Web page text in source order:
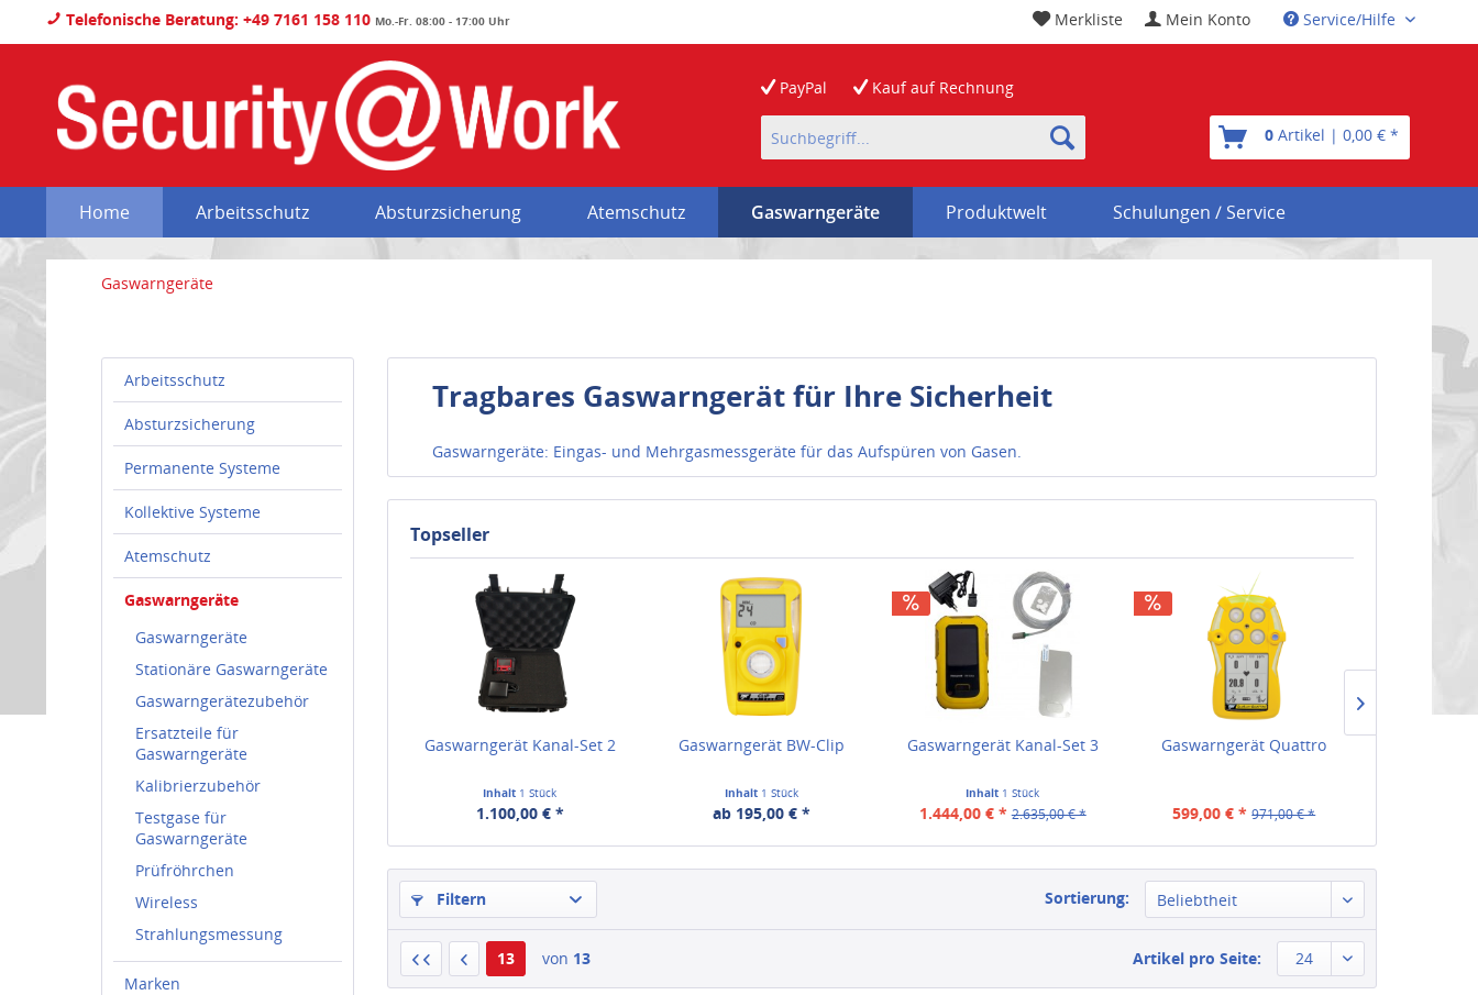
Telefonische Beratung: +49 7161 158 110 Mo.-Fr. 08:00 - 17:00 Uhr Service/Hilfe
Mein Konto
Merkliste
PayPal Kauf auf Rechnung
0 Artikel | 0,00 € *
Home Arbeitsschutz Absturzsicherung Atemschutz Gaswarngeräte Produktwelt Schulungen / Service
Gaswarngeräte
Arbeitsschutz
Absturzsicherung
Permanente Systeme
Kollektive Systeme
Atemschutz
Gaswarngeräte
Gaswarngeräte
Stationäre Gaswarngeräte
Gaswarngerätezubehör
Ersatzteile für
Gaswarngeräte
Kalibrierzubehör
Testgase für
Gaswarngeräte
Prüfröhrchen
Wireless
Strahlungsmessung
Marken
Tragbares Gaswarngerät für Ihre Sicherheit
Gaswarngeräte: Eingas- und Mehrgasmessgeräte für das Aufspüren von Gasen.
Topseller
Gaswarngerät Kanal-Set 2
Inhalt 1 Stück
1.100,00 € *
Gaswarngerät BW-Clip
Inhalt 1 Stück
ab 195,00 € *
Gaswarngerät Kanal-Set 3
Inhalt 1 Stück
1.444,00 € * 2.635,00 € *
Gaswarngerät Quattro
599,00 € * 971,00 € *
Filtern Sortierung: Beliebtheit
13 von 13 Artikel pro Seite: 24